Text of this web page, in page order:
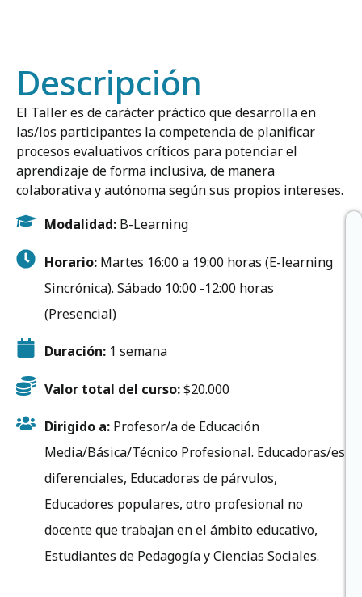
Descripción
El Taller es de carácter práctico que desarrolla en
las/los participantes la competencia de planificar
procesos evaluativos críticos para potenciar el
aprendizaje de forma inclusiva, de manera
colaborativa y autónoma según sus propios intereses.
Modalidad: B-Learning
Horario: Martes 16:00 a 19:00 horas (E-learning
Sincrónica). Sábado 10:00 -12:00 horas
(Presencial)
Duración: 1 semana
Valor total del curso:$20.000
Dirigido a: Profesor/a de Educación
Media/Básica/Técnico Profesional. Educadoras/es
diferenciales, Educadoras de párvulos,
Educadores populares, otro profesional no
docente que trabajan en el ámbito educativo,
Estudiantes de Pedagogía y Ciencias Sociales.